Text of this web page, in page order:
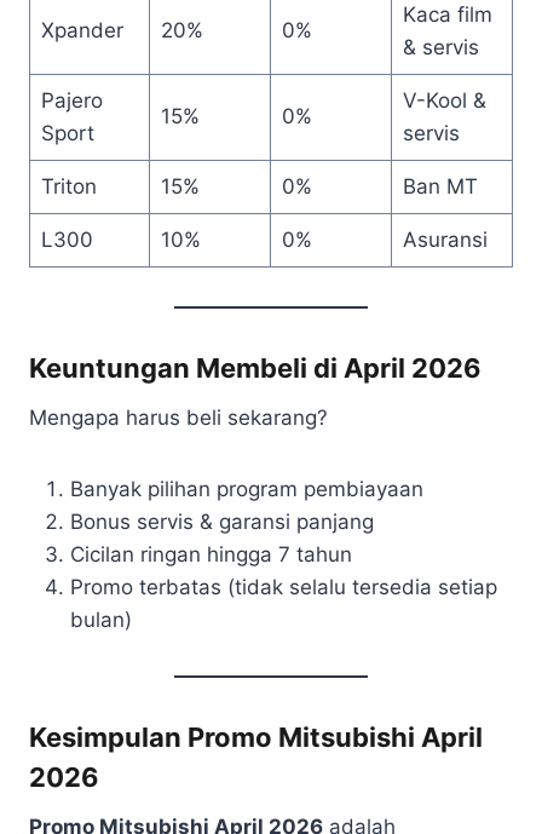
Xpander 20% 0%
Kaca film
& servis
Pajero
Sport
15% 0%
V-Kool &
servis
Triton 15% 0% Ban MT
L300 10% 0% Asuransi
Keuntungan Membeli di April 2026
Mengapa harus beli sekarang?
Banyak pilihan program pembiayaan
Bonus servis & garansi panjang
Cicilan ringan hingga 7 tahun
Promo terbatas (tidak selalu tersedia setiap
bulan)
Kesimpulan Promo Mitsubishi April
2026
Promo Mitsubishi April 2026 adalah